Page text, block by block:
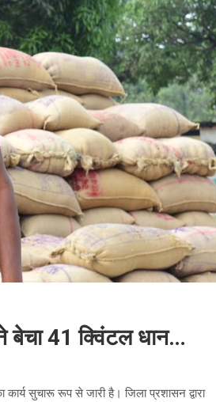
बेचा 41 क्विंटल धान…
सुचारू रूप से जारी है। जिला प्रशासन द्वारा